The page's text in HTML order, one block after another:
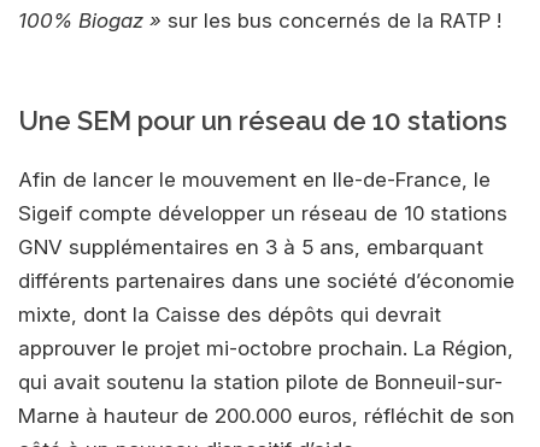
100% Biogaz » sur les bus concernés de la RATP !
Une SEM pour un réseau de 10 stations
Afin de lancer le mouvement en Ile-de-France, le
Sigeif compte développer un réseau de 10 stations
GNV supplémentaires en 3 à 5 ans, embarquant
différents partenaires dans une société d’économie
mixte, dont la Caisse des dépôts qui devrait
approuver le projet mi-octobre prochain. La Région,
qui avait soutenu la station pilote de Bonneuil-sur-
Marne à hauteur de 200.000 euros, réfléchit de son